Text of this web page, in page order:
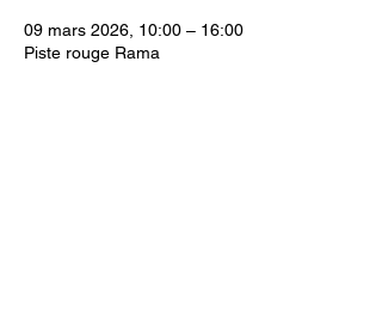
09 mars 2026, 10:00 – 16:00
Piste rouge Rama